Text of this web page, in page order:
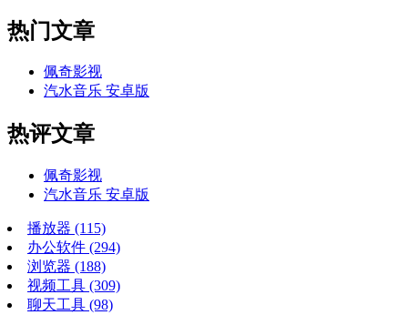
热门文章
佩奇影视
汽水音乐 安卓版
热评文章
佩奇影视
汽水音乐 安卓版
播放器 (115)
办公软件 (294)
浏览器 (188)
视频工具 (309)
聊天工具 (98)